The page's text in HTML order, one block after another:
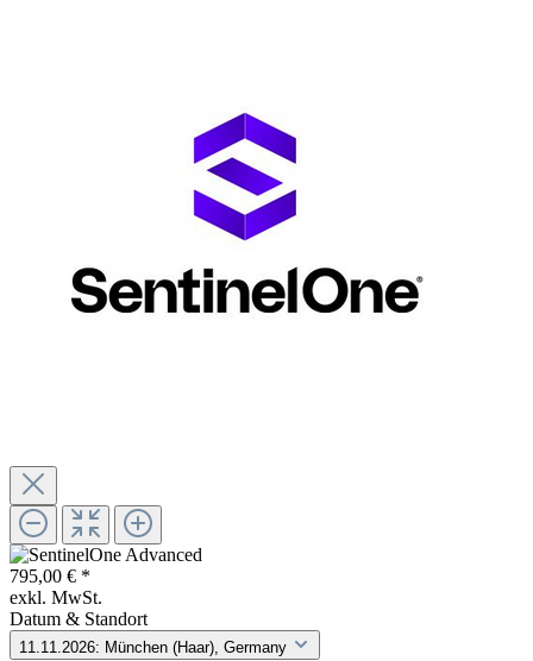
795,00 € *
exkl. MwSt.
Datum & Standort
11.11.2026: München (Haar), Germany